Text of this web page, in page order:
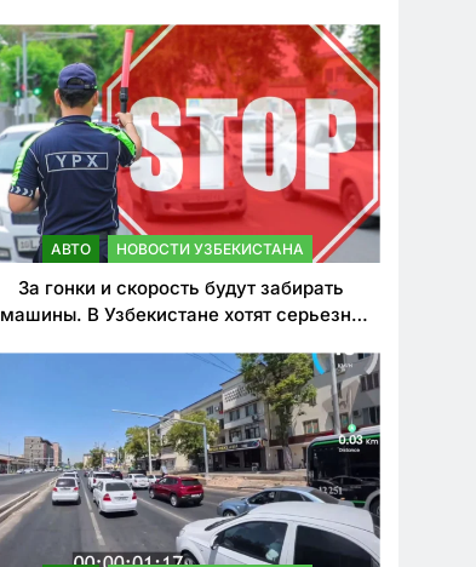
АВТО НОВОСТИ УЗБЕКИСТАНА
За гонки и скорость будут забирать
машины. В Узбекистане хотят серьезно